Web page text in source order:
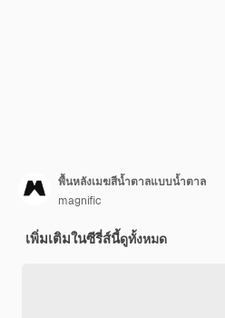
พื้นหลังเมฆสีน้ำตาลแบบน้ำตาล
magnific
เพิ่มเติมในซีรี่ส์นี้ดูทั้งหมด